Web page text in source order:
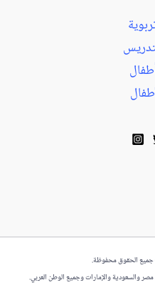
والسعودية والإمارات وجميع الوطن العربي.